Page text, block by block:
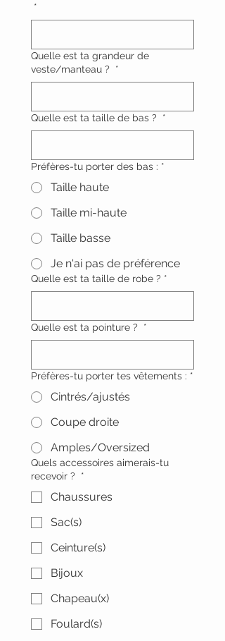
*
Quelle est ta grandeur de
veste/manteau ?
*
Quelle est ta taille de bas ? *
Préfères-tu porter des bas : *
Taille haute
Taille mi-haute
Taille basse
Je n'ai pas de préférence
Quelle est ta taille de robe ? *
Quelle est ta pointure ? *
Préfères-tu porter tes vêtements : *
Cintrés/ajustés
Coupe droite
Amples/Oversized
Quels accessoires aimerais-tu
recevoir ?
*
Chaussures
Sac(s)
Ceinture(s)
Bijoux
Chapeau(x)
Foulard(s)